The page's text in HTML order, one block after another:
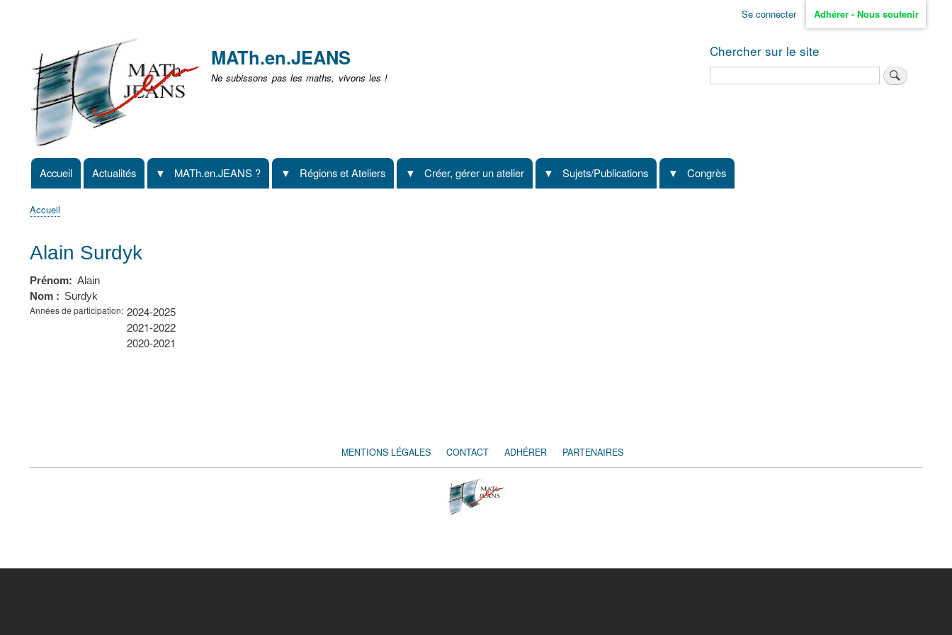
non
identifié
Se connecter Adhérer - Nous soutenir
MATh.en.JEANS
Ne subissons pas les maths, vivons les !
Chercher sur le site
Navigation
principale
Accueil Actualités MATh.en.JEANS ? Régions et Ateliers Créer, gérer un atelier Sujets/Publications Congrès
d'Ariane
Accueil
Alain Surdyk
Prénom
Alain
Nom
Surdyk
Années de participation 2024-2025
2021-2022
2020-2021
FOOTER
MENTIONS LÉGALES CONTACT ADHÉRER PARTENAIRES